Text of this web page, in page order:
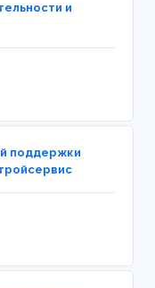
и
поддержки